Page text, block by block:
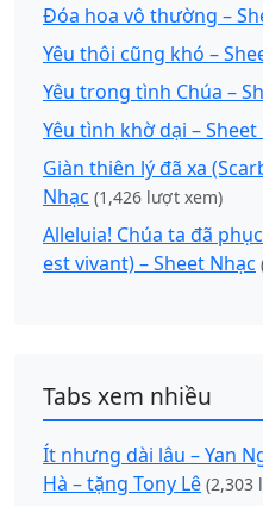
Đóa hoa vô thường –
Yêu thôi cũng khó –
Yêu trong tình Chúa –
Yêu tình khờ dại – Sheet
Giàn thiên lý đã xa
Nhạc (1,426 lượt xem)
Alleluia! Chúa ta đã
est vivant) – Sheet Nhạc
Tabs xem nhiều
Ít nhưng dài lâu – Yan
Hà – tặng Tony Lê (2,303